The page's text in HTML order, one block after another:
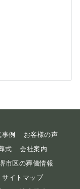
例
お客様の声
式
会社案内
市区の葬儀情報
サイトマップ